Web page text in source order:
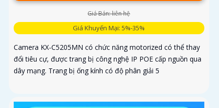
Giá Bán: liên hệ
Giá Khuyến Mại: 5%-35%
Camera KX-C5205MN có chức năng motorized có thể thay
đổi tiêu cự, được trang bị công nghệ IP POE cấp nguồn qua
dây mạng. Trang bị ống kính có độ phân giải 5